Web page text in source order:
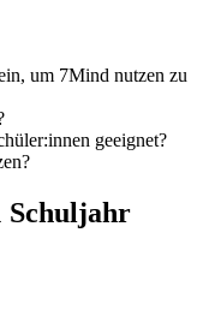
um 7Mind nutzen zu
geeignet?
Schuljahr